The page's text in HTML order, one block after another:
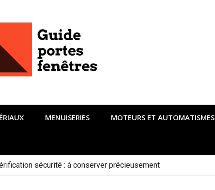
MENUISERIES MOTEURS ET AUTOMATISMES
sécurité : à conserver précieusement